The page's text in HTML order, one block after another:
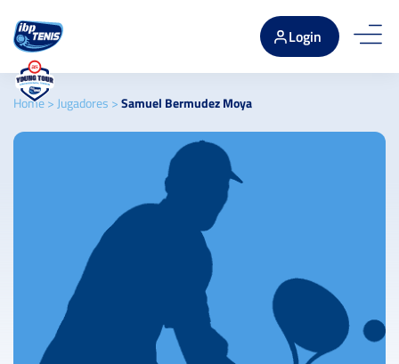
Login
Home> Jugadores >Samuel Bermudez Moya